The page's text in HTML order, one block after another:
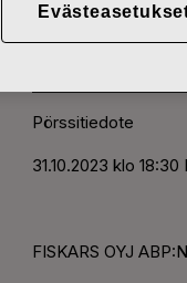
Fiskars Oyj Abp
Pörssitiedote
31.10.2023 klo 18:30
FISKARS OYJ